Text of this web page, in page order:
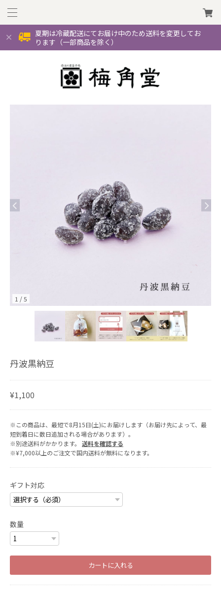
夏期は冷蔵配送にてお届け中のため送料を変更してお
ります（一部商品を除く）
1 /5
丹波黒納豆
¥1,100
※この商品は、最短で8月15日(土)にお届けします（お届け先によって、最
短到着日に数日追加される場合があります）。
※別途送料がかかります。
送料を確認する
※¥7,000以上のご注文で国内送料が無料になります。
ギフト対応
数量
カートに入れる